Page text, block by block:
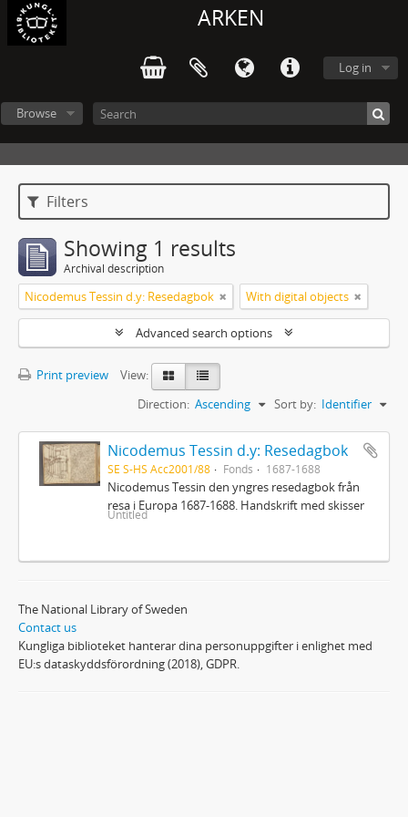
ARKEN
Log in
Browse
Filters
Showing 1 results
Archival description
Nicodemus Tessin d.y: Resedagbok With digital objects
Advanced search options
Print preview
View:
Sort by: Identifier
Direction: Ascending
Nicodemus Tessin d.y: Resedagbok
SE S-HS Acc2001/88 Fonds 1687-1688
Nicodemus Tessin den yngres resedagbok från
resa i Europa 1687-1688. Handskrift med skisser
Untitled
The National Library of Sweden
Contact us
Kungliga biblioteket hanterar dina personuppgifter i enlighet med
EU:s dataskyddsförordning (2018), GDPR.